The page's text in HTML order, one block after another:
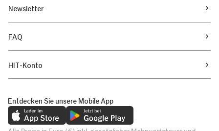
Newsletter
FAQ
HIT-Konto
Entdecken Sie unsere Mobile App